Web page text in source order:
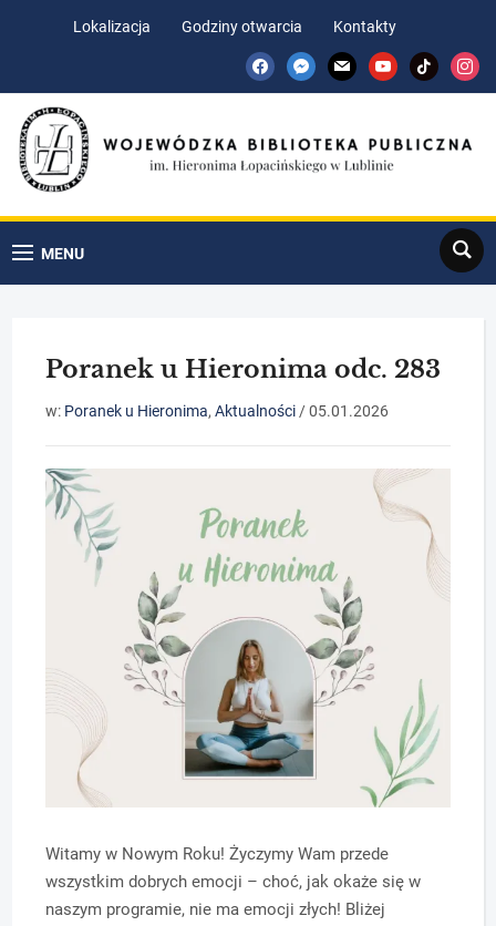
Lokalizacja Godziny otwarcia
Kontakty
facebookmessenger
mail youtubetiktok
MENU
Search
Poranek u Hieronima odc. 283
w: Poranek u Hieronima,Aktualności /05.01.2026
Witamy w Nowym Roku! Życzymy Wam przede
wszystkim dobrych emocji – choć, jak okaże się w
naszym programie, nie ma emocji złych! Bliżej